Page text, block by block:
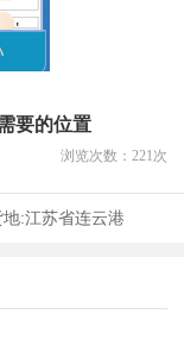
要的位置
浏览次数： 221次
地:江苏省连云港